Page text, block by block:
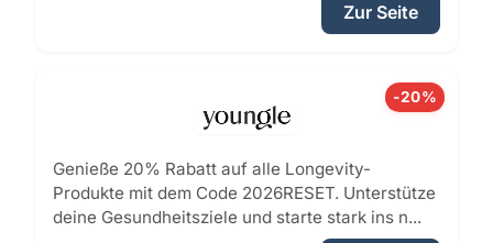
Zur Seite
-20%
Genieße 20% Rabatt auf alle Longevity-
Produkte mit dem Code 2026RESET. Unterstütze
deine Gesundheitsziele und starte stark ins n...